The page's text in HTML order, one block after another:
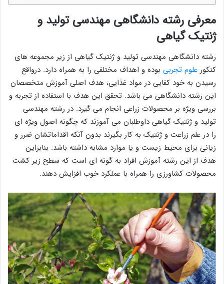
معرفی رشته دانشگاهی مهندسی تولید و
ژنتیک گیاهی
رشته دانشگاهی مهندسی تولید و ژنتیک گیاهی از زیر مجموعه های
کنکور علوم تجربی بوده و اهداف مختلفی را به همراه دارد. درواقع
رسیدن به خود کفایی در مواد غذایی، هدف اصلی آموزش متخصصان
این رشته دانشگاهی می باشد. تحقق این هدف با استفاده از تجربه و
بررسی ویژه بر محصولات زراعی انجام می گیرد. در رشته مهندسی
تولید و ژنتیک گیاهی داوطلبان می آموزند که چگونه اصول ویژه ای
را در علم زراعت و ژنتیک به کار بگیرند بدون آنکه اقداماتشان ضرر و
زیانی برای محیط زیست و یا موارد مشابه داشته باشد. بنابراین
هدف از این رشته آموزش افراد به گونه ای است که سطح زیر کشت
محصولات کشاورزی را همراه با عملکرد خوب افزایش دهند.